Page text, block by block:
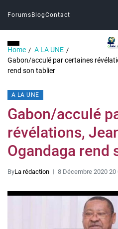
Forums BlogContact
Home
A LA UNE
Gabon/acculé par certaines
rend son tablier
A LA UNE
Gabon/acculé
révélations,
Ogandaga rend
ByLa rédaction 8 Décembre 2020 20